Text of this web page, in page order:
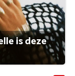
is deze